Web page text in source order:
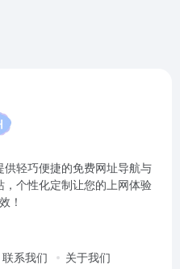
轻巧便捷的免费网址导航与
个性化定制让您的上网体验
！
联系我们 关于我们